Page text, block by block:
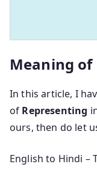
Meaning
In this article, I
of Representing
ours, then do let
English to Hindi –